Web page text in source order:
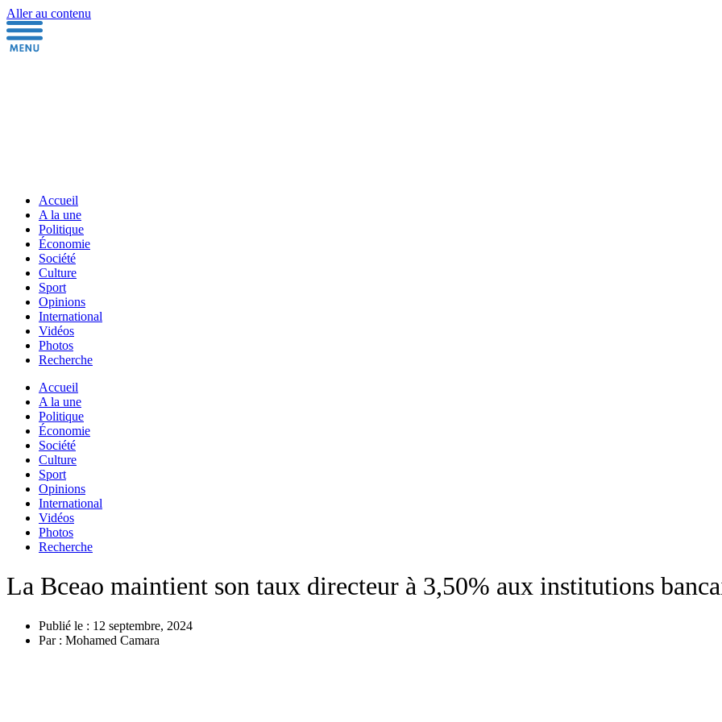
Aller au contenu
Accueil
A la une
Politique
Économie
Société
Culture
Sport
Opinions
International
Vidéos
Photos
Recherche
Accueil
A la une
Politique
Économie
Société
Culture
Sport
Opinions
International
Vidéos
Photos
Recherche
La Bceao maintient son taux directeur à 3,50% aux institutions
Publié le : 12 septembre, 2024
Par : Mohamed Camara